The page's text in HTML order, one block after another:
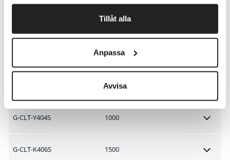
Tillåt alla
Anpassa
Avvisa
1500
1000
1000
G-CLT-Y404S 1000
G-CLT-K406S 1500